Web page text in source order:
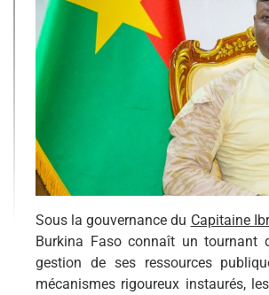
Sous la gouvernance du Capitaine
Burkina Faso connaît un tournant
gestion de ses ressources
mécanismes rigoureux instaurés,